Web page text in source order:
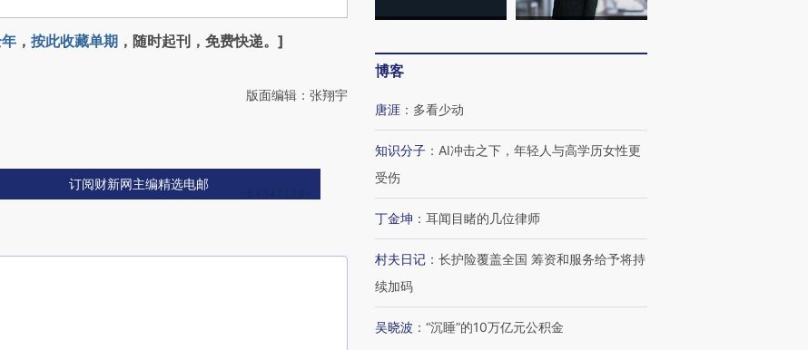
， 按此收藏单期 ，随时起刊，免费快递。]
版面编辑：张翔宇
订阅财新网主编精选电邮
博客
唐涯 ： 多看少动
知识分子 ： AI冲击之下，年轻人与高学历女性更
受伤
丁金坤 ： 耳闻目睹的几位律师
村夫日记 ： 长护险覆盖全国 筹资和服务给予将持
续加码
吴晓波 ： “沉睡”的10万亿元公积金